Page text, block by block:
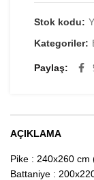
Stok kodu:
Kategoriler:
Paylaş
AÇIKLAMA
Pike : 240x260 cm
Battaniye :